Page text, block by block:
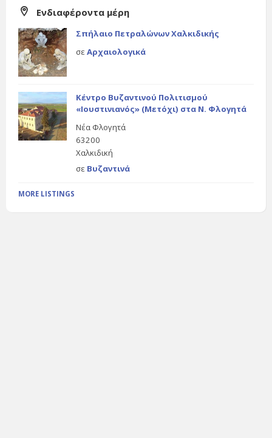
Ενδιαφέροντα μέρη
Σπήλαιο Πετραλώνων Χαλκιδικής
σε Αρχαιολογικά
Κέντρο Βυζαντινού Πολιτισμού
«Ιουστινιανός» (Μετόχι) στα Ν. Φλογητά
Νέα Φλογητά
63200
Χαλκιδική
σε Βυζαντινά
MORE LISTINGS